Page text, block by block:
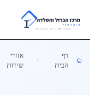
Skip to main content
דף
הבית
אזורי
שירות